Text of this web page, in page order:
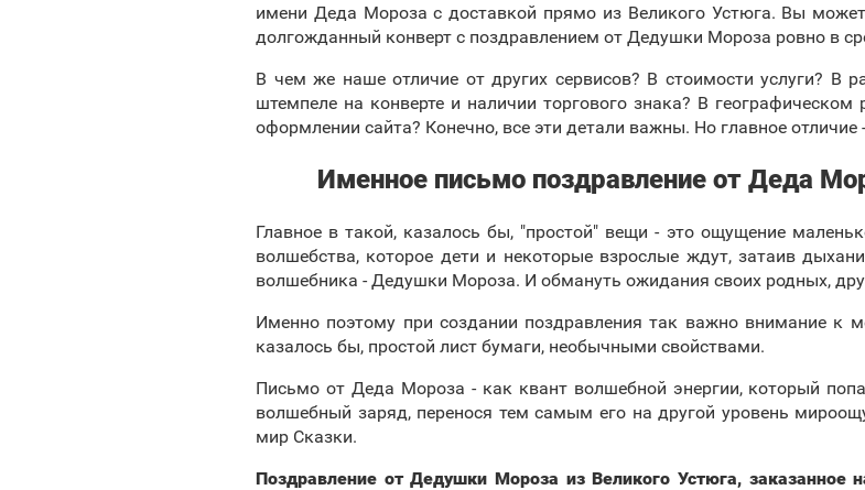
имени Деда Мороза с доставкой прямо из Великого Устюга. Вы
долгожданный конверт с поздравлением от Дедушки Мороза ровно в
В чем же наше отличие от других сервисов? В стоимости услуги? В
штемпеле на конверте и наличии торгового знака? В
оформлении сайта? Конечно, все эти детали важны. Но главное отличие
Именное письмо поздравление от Деда
Главное в такой, казалось бы, "простой" вещи - это ощущение
волшебства, которое дети и некоторые взрослые ждут, затаив
волшебника - Дедушки Мороза. И обмануть ожидания своих родных,
Именно поэтому при создании поздравления так важно внимание к
казалось бы, простой лист бумаги, необычными свойствами.
Письмо от Деда Мороза - как квант волшебной энергии, который
волшебный заряд, перенося тем самым его на другой уровень
мир Сказки.
Поздравление от Дедушки Мороза из Великого Устюга, заказанное